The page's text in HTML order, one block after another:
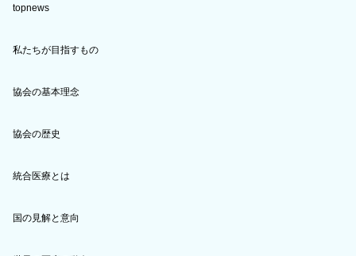
topnews
私たちが目指すもの
協会の基本理念
協会の歴史
統合医療とは
国の見解と意向